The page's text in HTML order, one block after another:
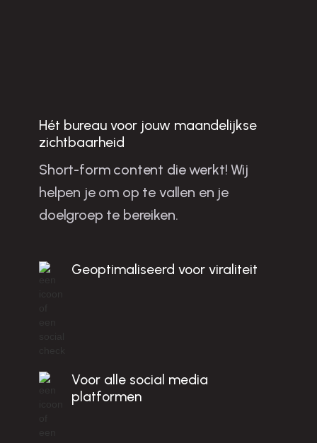
Jo
u
w
b
u
sin
e
ss
la
te
n
g
ro
e
ie
n
m
e
t sh
o
rt-fo
rm
c
o
n
te
n
t in
o
e
rm
o
n
d
Hét bureau voor jouw maandelijkse
zichtbaarheid
Short-form content die werkt! Wij
helpen je om op te vallen en je
doelgroep te bereiken.
Geoptimaliseerd voor viraliteit
Voor alle social media
platformen